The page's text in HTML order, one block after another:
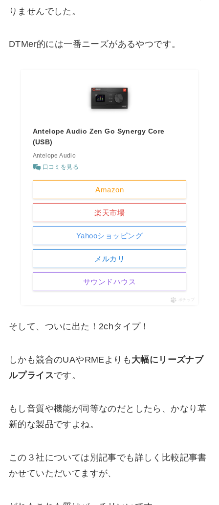
りませんでした。
DTMer的には一番ニーズがあるやつです。
Antelope Audio Zen Go Synergy Core
(USB)
Antelope Audio
口コミを見る
Amazon
楽天市場
Yahooショッピング
メルカリ
サウンドハウス
ポチップ
そして、ついに出た！2chタイプ！
しかも競合のUAやRMEよりも 大幅にリーズナブ
ルプライスです。
もし音質や機能が同等なのだとしたら、かなり革
新的な製品ですよね。
この３社については別記事でも詳しく比較記事書
かせていただいてますが、